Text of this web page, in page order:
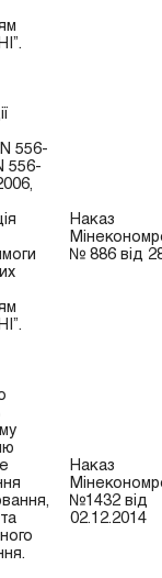
556-
556-
Наказ
№ 886 від
Наказ
№1432 від
02.12.2014